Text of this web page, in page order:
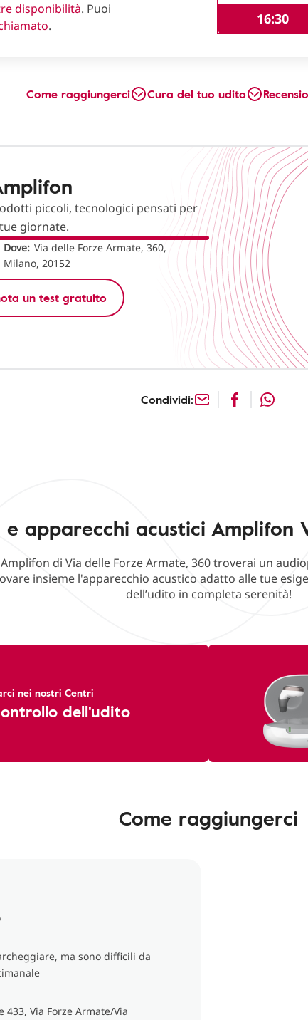
disponibilità. Puoi
. 16:30
Come raggiungerci Cura del tuo udito
piccoli, tecnologici pensati per
giornate.
Dove: Via delle Forze Armate, 360,
Milano, 20152
un test gratuito
Condividi:
apparecchi acustici Amplifon
di Via delle Forze Armate, 360 troverai un
insieme l'apparecchio acustico adatto alle tue
dell’udito in completa serenità!
nei nostri Centri
dell'udito
Come raggiungerci
ma sono difficili da
Via Forze Armate/Via